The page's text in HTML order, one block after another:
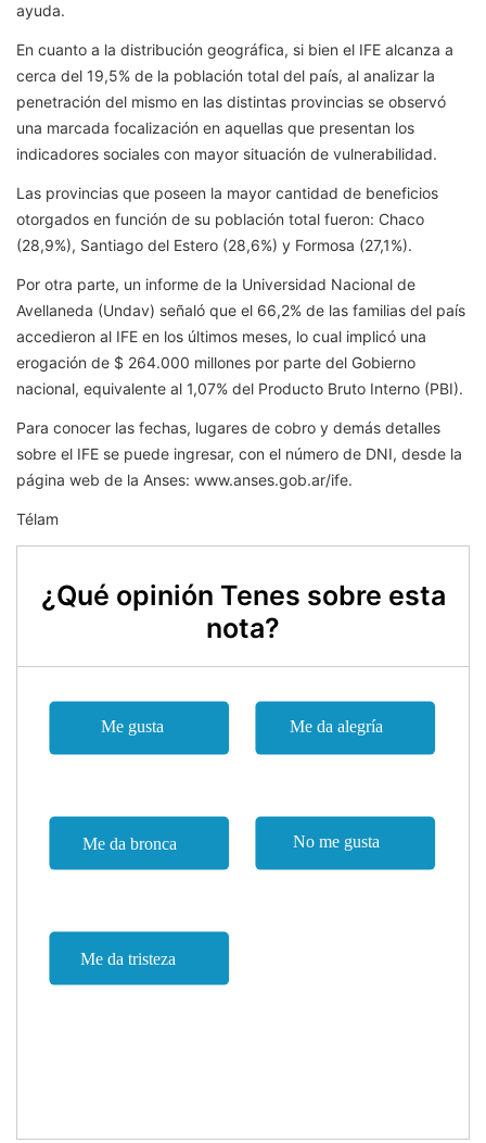
ayuda.
En cuanto a la distribución geográfica, si bien el IFE alcanza a
cerca del 19,5% de la población total del país, al analizar la
penetración del mismo en las distintas provincias se observó
una marcada focalización en aquellas que presentan los
indicadores sociales con mayor situación de vulnerabilidad.
Las provincias que poseen la mayor cantidad de beneficios
otorgados en función de su población total fueron: Chaco
(28,9%), Santiago del Estero (28,6%) y Formosa (27,1%).
Por otra parte, un informe de la Universidad Nacional de
Avellaneda (Undav) señaló que el 66,2% de las familias del país
accedieron al IFE en los últimos meses, lo cual implicó una
erogación de $ 264.000 millones por parte del Gobierno
nacional, equivalente al 1,07% del Producto Bruto Interno (PBI).
Para conocer las fechas, lugares de cobro y demás detalles
sobre el IFE se puede ingresar, con el número de DNI, desde la
página web de la Anses: www.anses.gob.ar/ife.
Télam
¿Qué opinión Tenes sobre esta
nota?